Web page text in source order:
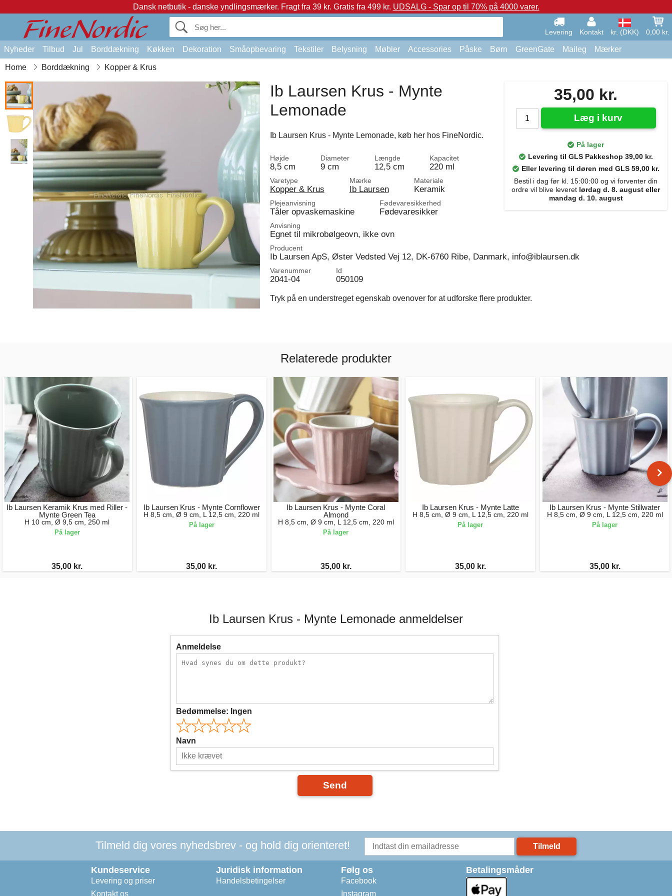
Dansk netbutik - danske yndlingsmærker. Fragt fra 39 kr. Gratis fra 499 kr. UDSALG - Spar op til 70% på 4000 varer.
Levering Kontakt kr. (DKK) 0,00 kr.
Nyheder Tilbud Jul Borddækning Køkken Dekoration Småopbevaring Tekstiler Belysning Møbler Accessories Påske Børn GreenGate Maileg Mærker
Home Borddækning Kopper & Krus
35,00 kr.
Læg i kurv
På lager
Levering til GLS Pakkeshop 39,00 kr.
Eller levering til døren med GLS 59,00 kr.
Bestil i dag før kl. 15:00:00 og vi forventer din
ordre vil blive leveret lørdag d. 8. august eller
mandag d. 10. august
Ib Laursen Krus - Mynte
Lemonade
Ib Laursen Krus - Mynte Lemonade, køb her hos FineNordic.
Højde
8,5 cm
Diameter
9 cm
Længde
12,5 cm
Kapacitet
220 ml
Varetype
Kopper & Krus
Mærke
Ib Laursen
Materiale
Keramik
Plejeanvisning
Tåler opvaskemaskine
Fødevaresikkerhed
Fødevaresikker
Anvisning
Egnet til mikrobølgeovn, ikke ovn
Producent
Ib Laursen ApS, Øster Vedsted Vej 12, DK-6760 Ribe, Danmark, info@iblaursen.dk
Varenummer
2041-04
Id
050109
Tryk på en understreget egenskab ovenover for at udforske flere produkter.
Relaterede produkter
Ib Laursen Keramik Krus med Riller -
Mynte Green Tea
H 10 cm, Ø 9,5 cm, 250 ml
På lager
35,00 kr.
Ib Laursen Krus - Mynte Cornflower
H 8,5 cm, Ø 9 cm, L 12,5 cm, 220 ml
På lager
35,00 kr.
Ib Laursen Krus - Mynte Coral
Almond
H 8,5 cm, Ø 9 cm, L 12,5 cm, 220 ml
På lager
35,00 kr.
Ib Laursen Krus - Mynte Latte
H 8,5 cm, Ø 9 cm, L 12,5 cm, 220 ml
På lager
35,00 kr.
Ib Laursen Krus - Mynte Stillwater
H 8,5 cm, Ø 9 cm, L 12,5 cm, 220 ml
På lager
35,00 kr.
Ib Laursen Krus - Mynte Lemonade anmeldelser
Anmeldelse
Bedømmelse: Ingen
Navn
Send
Tilmeld dig vores nyhedsbrev - og hold dig orienteret! Tilmeld
Kundeservice
Levering og priser
Kontakt os
Juridisk information
Handelsbetingelser
Følg os
Facebook
Instagram
Betalingsmåder